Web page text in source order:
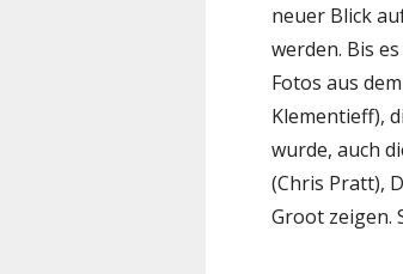
neuer Blick
werden. Bis
Fotos aus
Klementieff),
wurde, auch
(Chris Pratt),
Groot zeigen.